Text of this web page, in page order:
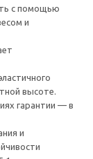
с помощью
и
высоте.
гарантии — в
и